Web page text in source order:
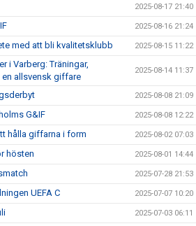
2025-08-17 21:40
2025-08-16 21:24
med att bli kvalitetsklubb 2025-08-15 11:22
i Varberg: Träningar,
allsvensk giffare
2025-08-14 11:37
2025-08-08 21:09
G&IF 2025-08-08 12:22
hålla giffarna i form 2025-08-02 07:03
hösten 2025-08-01 14:44
2025-07-28 21:53
UEFA C 2025-07-07 10:20
2025-07-03 06:11